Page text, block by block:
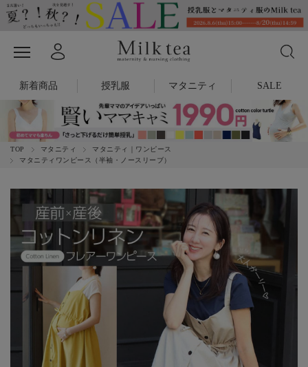
新着商品 授乳服 マタニティ SALE
TOP マタニティ
マタニティ｜ワンピース
マタニティワンピース（半袖・ノースリーブ）